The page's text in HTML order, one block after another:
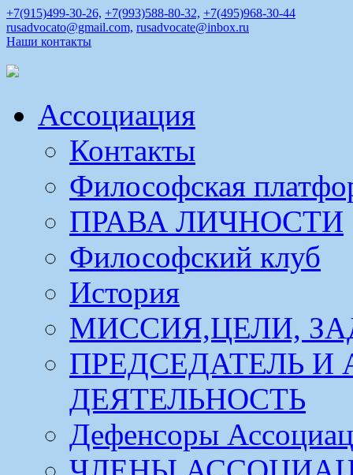
+7(915)499-30-26, +7(993)588-80-32, +7(495)968-30-44
rusadvocato@gmail.com, rusadvocate@inbox.ru
Наши контакты
Ассоциация
Контакты
Философская
ПРАВА ЛИЧНОСТИ
Философский клуб
История
МИССИЯ,ЦЕЛИ,
ПРЕДСЕДАТЕЛЬ И
ДЕЯТЕЛЬНОСТЬ
Дефенсоры